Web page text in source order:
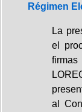
Régimen
La
el
al